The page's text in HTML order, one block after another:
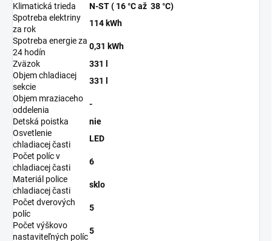
Klimatická trieda
N-ST ( 16 °C až 38 °C)
Spotreba elektriny
za rok
114 kWh
Spotreba energie za
24 hodín
0,31 kWh
Zväzok
331 l
Objem chladiacej
sekcie
331 l
Objem mraziaceho
oddelenia
-
Detská poistka
nie
Osvetlenie
chladiacej časti
LED
Počet políc v
chladiacej časti
6
Materiál police
chladiacej časti
sklo
Počet dverových
políc
5
Počet výškovo
nastaviteľných políc
5